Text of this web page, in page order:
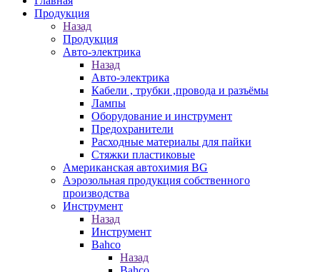
Продукция
Назад
Продукция
Авто-электрика
Назад
Авто-электрика
Кабели , трубки ,провода и разъёмы
Лампы
Оборудование и инструмент
Предохранители
Расходные материалы для пайки
Стяжки пластиковые
Американская автохимия BG
Аэрозольная продукция собственного
производства
Инструмент
Назад
Инструмент
Bahco
Назад